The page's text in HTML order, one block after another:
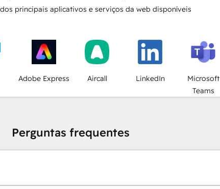
dos principais aplicativos e serviços da web disponíveis
Adobe Express Aircall LinkedIn
Microsoft
Teams
Perguntas frequentes